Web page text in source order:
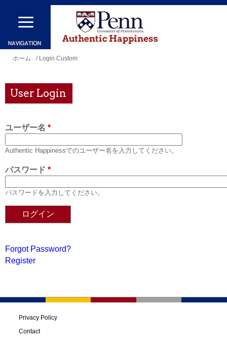
メ
ン
コ
ン
に
移
現
地
ホーム / Login Custom
User Login
ユーザー名 *
Authentic Happinessでのユーザー名を入力してください。
パスワード *
パスワードを入力してください。
Forgot Password?
Register
Privacy Policy
Contact